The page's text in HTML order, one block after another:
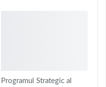
Programul Strategic al